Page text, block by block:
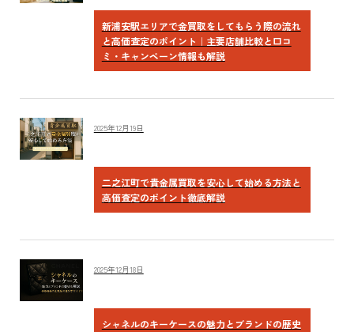
新浦安駅エリアで金買取をしてもらう際の流れ
と高価査定のポイント｜主要店舗比較と口コ
ミ・キャンペーン情報も解説
2025年12月19日
二之江町で貴金属買取を安心して始める方法と
高価査定のポイント徹底解説
2025年12月18日
シャネルのキーケースの魅力とブランドの歴史